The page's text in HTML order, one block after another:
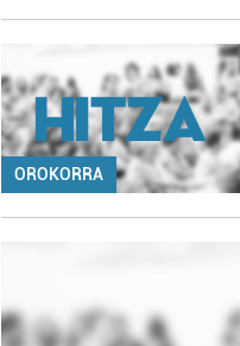
OROKORRA